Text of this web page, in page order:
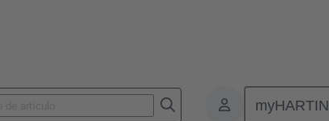
Accesorios Bastidor de